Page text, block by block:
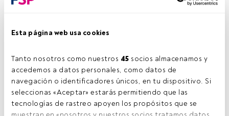
Esta página web usa cookies
Tanto nosotros como nuestros 45 socios almacenamos y
accedemos a datos personales, como datos de
navegación o identificadores únicos, en tu dispositivo. Si
seleccionas «Aceptar» estarás permitiendo que las
tecnologías de rastreo apoyen los propósitos que se
DPAM L - Bonds Government
Sustainable F
08/02/2024
Swisscanto (LU) Bond Fund -
Swisscanto (LU) Bond Fund
Committed Glbl Rates NT